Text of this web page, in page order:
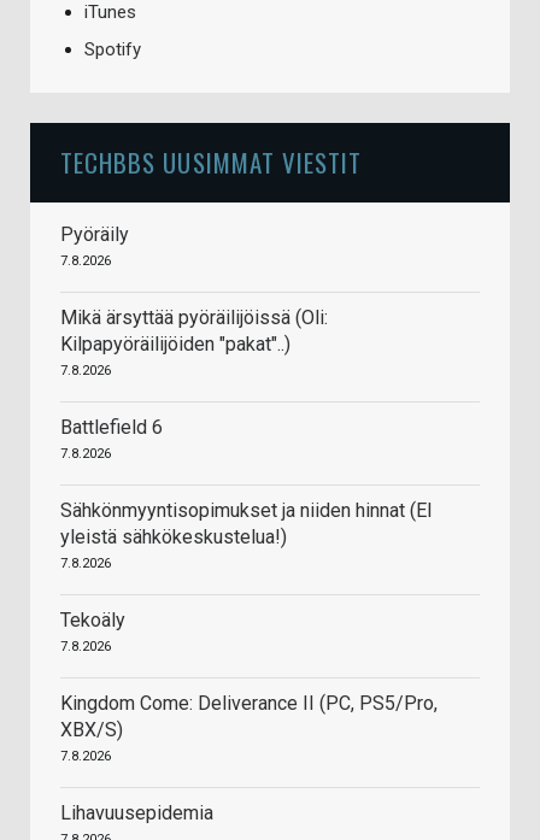
iTunes
Spotify
TECHBBS UUSIMMAT VIESTIT
Pyöräily
7.8.2026
Mikä ärsyttää pyöräilijöissä (Oli:
Kilpapyöräilijöiden "pakat"..)
7.8.2026
Battlefield 6
7.8.2026
Sähkönmyyntisopimukset ja niiden hinnat (EI
yleistä sähkökeskustelua!)
7.8.2026
Tekoäly
7.8.2026
Kingdom Come: Deliverance II (PC, PS5/Pro,
XBX/S)
7.8.2026
Lihavuusepidemia